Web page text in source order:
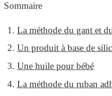
Sommaire
La méthode du gant et
Un produit à base de
Une huile pour bébé
La méthode du ruban